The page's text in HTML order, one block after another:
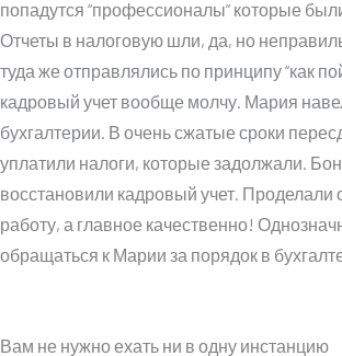
попадутся “профессионалы” которые
Отчеты в налоговую шли, да, но
туда же отправлялись по принципу “как
кадровый учет вообще молчу. Мария
бухгалтерии. В очень сжатые сроки
уплатили налоги, которые задолжали.
восстановили кадровый учет.
работу, а главное качественно!
обращаться к Марии за порядок в
Вам не нужно ехать ни в одну инстанцию